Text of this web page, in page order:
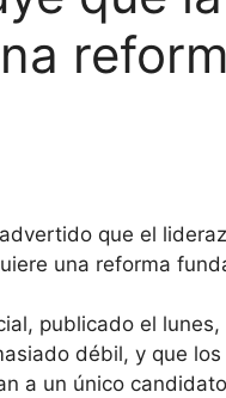
que el
una reforma
publicado el
débil, y que
a un único